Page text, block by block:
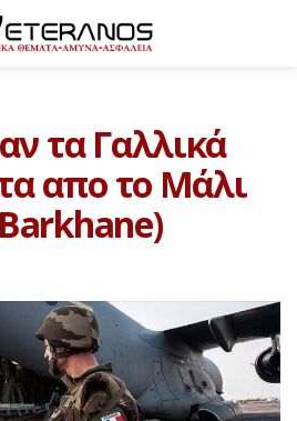
τα Γαλλικά
απο το Μάλι